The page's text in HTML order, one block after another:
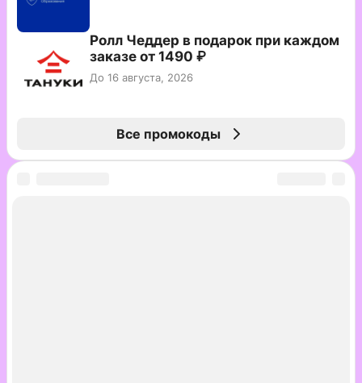
Ролл Чеддер в подарок при каждом
заказе от 1490 ₽
До 16 августа, 2026
Все промокоды